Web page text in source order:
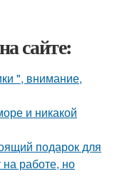
сайте:
", внимание,
и никакой
подарок для
на работе, но